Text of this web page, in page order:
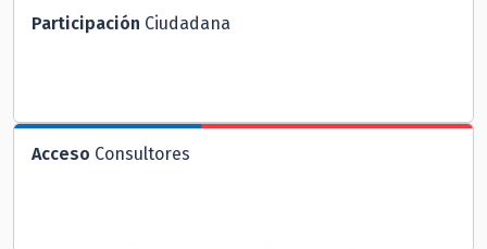
Participación Ciudadana
Acceso Consultores